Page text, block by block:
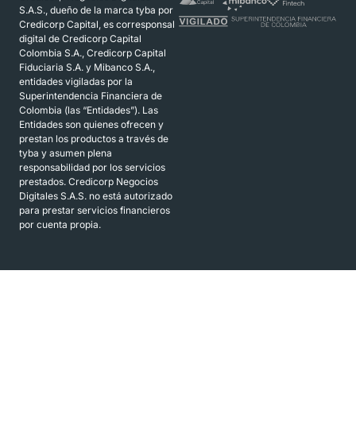
S.A.S., dueño de la marca tyba por
Credicorp Capital, es corresponsal
digital de Credicorp Capital
Colombia S.A., Credicorp Capital
Fiduciaria S.A. y Mibanco S.A.,
entidades vigiladas por la
Superintendencia Financiera de
Colombia (las “Entidades”). Las
Entidades son quienes ofrecen y
prestan los productos a través de
tyba y asumen plena
responsabilidad por los servicios
prestados. Credicorp Negocios
Digitales S.A.S. no está autorizado
para prestar servicios financieros
por cuenta propia.